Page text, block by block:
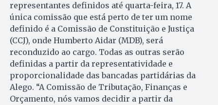
representantes definidos até quarta-feira, 17. A
única comissão que está perto de ter um nome
definido é a Comissão de Constituição e Justiça
(CCJ), onde Humberto Aidar (MDB), será
reconduzido ao cargo. Todas as outras serão
definidas a partir da representatividade e
proporcionalidade das bancadas partidárias da
Alego. “A Comissão de Tributação, Finanças e
Orçamento, nós vamos decidir a partir da